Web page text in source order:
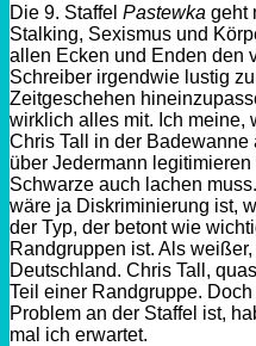
Die 9. Staffel Pastewka geht
Stalking, Sexismus und
allen Ecken und Enden den
Schreiber irgendwie lustig
Zeitgeschehen
wirklich alles mit. Ich meine,
Chris Tall in der Badewanne
über Jedermann
Schwarze auch lachen
wäre ja Diskriminierung ist,
der Typ, der betont wie
Randgruppen ist. Als
Deutschland. Chris Tall ,
Teil einer Randgruppe.
Problem an der Staffel ist,
mal ich erwartet.